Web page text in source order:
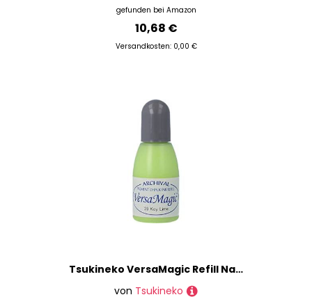
gefunden bei Amazon
10,68 €
Versandkosten: 0,00 €
Tsukineko VersaMagic Refill Nachfülltinte - 15 ml - Grün, Key Lime - Zubehör Reinker für StazOn Pigmenttinte Stempelkissen
von Tsukineko